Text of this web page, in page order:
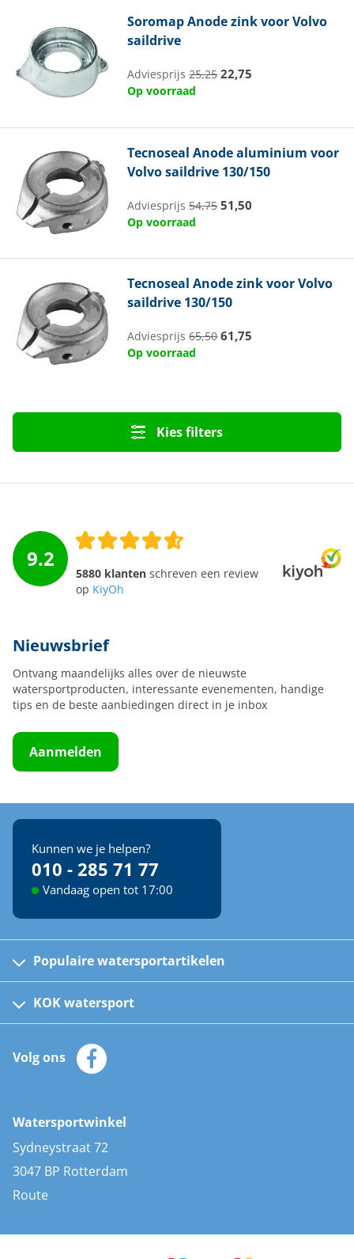
SoromapAnode zink voor Volvo
saildrive
Adviesprijs25,25 22,75
Op voorraad
Tecnoseal Anode aluminium voor
Volvo saildrive 130/150
Adviesprijs54,75 51,50
Op voorraad
Tecnoseal Anode zink voor Volvo
saildrive 130/150
Adviesprijs65,50 61,75
Op voorraad
Kies filters
9.2
5880 klanten schreven een review
op KiyOh
Nieuwsbrief
Ontvang maandelijks alles over de nieuwste
watersportproducten, interessante evenementen, handige
tips en de beste aanbiedingen direct in je inbox
Aanmelden
Kunnen we je helpen?
010 - 285 71 77
Vandaag open tot 17:00
Populaire watersportartikelen
Kinder reddingsvesten
Automatische reddingsvesten
Zeilkleding
Zonnepanelen
AIS transponders
Stootwillen en fenders
Bootkussens
Zwemtrappen
KOK watersport
Klantenservice
Merken
Volg ons
Watersportwinkel
Sydneystraat 72
3047 BP Rotterdam
Route